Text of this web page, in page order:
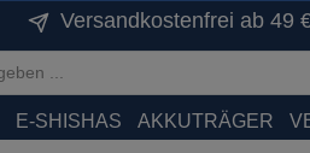
Versandkostenfrei ab 49
E-SHISHAS AKKUTRÄGER